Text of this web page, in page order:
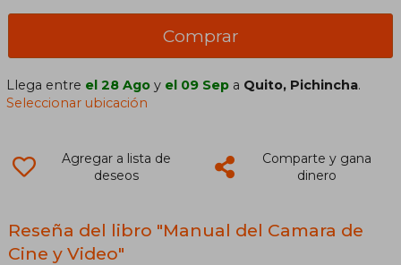
Comprar
Llega entre el 28 Ago y el 09 Sep a Quito, Pichincha.
Seleccionar ubicación
Agregar a lista de
deseos
Comparte y gana
dinero
Reseña del libro "Manual del Camara de
Cine y Video"